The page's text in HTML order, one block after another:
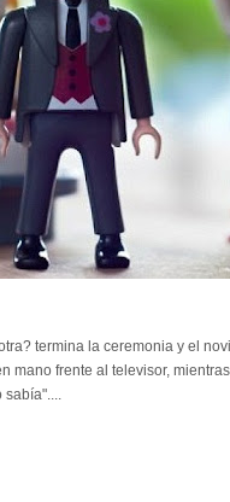
termina la ceremonia y el
mano frente al televisor,
sabía"....